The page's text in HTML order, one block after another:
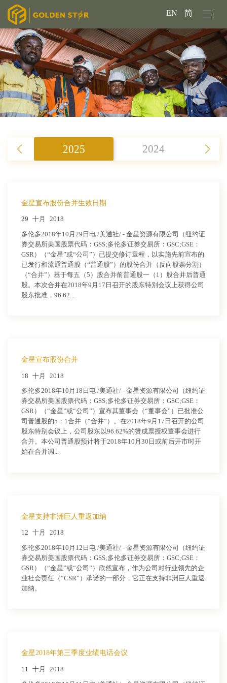
EN 简
2025 2024
金星宣布股份合并生效日期
29 十月 2018
多伦多2018年10月29日电 /美通社/ - 金星资源有限公司（纽约证
券交易所美国股票代码：GSS;多伦多证券交易所：GSC;GSE：
GSR）（“金星”或“公司”）已提交修订章程，以实施先前宣布的
已发行和流通普通股（“普通股”）的股份合并（反向股票分割）
（“合并”）基于每五（5）股合并前普通股一（1）股合并后普通
股。本次合并在2018年9月17日召开的股东特别会议上获得公司
股东批准，96.62...
金星宣布股份合并
18 十月 2018
多伦多2018年10月18日电 /美通社/ - 金星资源有限公司（纽约证
券交易所美国股票代码：GSS;多伦多证券交易所：GSC;GSE：
GSR）（“金星”或“公司”）宣布其董事会（“董事会”）已批准公
司普通股的5：1合并（“合并”）。在2018年9月17日召开的公司
股东特别会议上，公司股东以96.62%的赞成票授权董事会进行
合并。本公司普通股预计将于2018年10月30日或前后开市时开
始在合并调...
金星支持非洲巨人重返加纳
12 十月 2018
多伦多2018年10月12日电 /美通社/ - 金星资源有限公司（纽约证
券交易所美国股票代码：GSS;多伦多证券交易所：GSC;GSE：
GSR）（“金星”或“公司”）欣然宣布，作为公司对行业领先的企
业社会责任（“CSR”）承诺的一部分，它正在支持非洲巨人重返
加纳。
金星2018年第三季度业绩电话会议
11 十月 2018